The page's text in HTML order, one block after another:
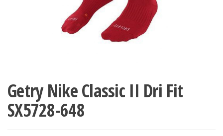
Getry Nike Classic II Dri Fit
SX5728-648